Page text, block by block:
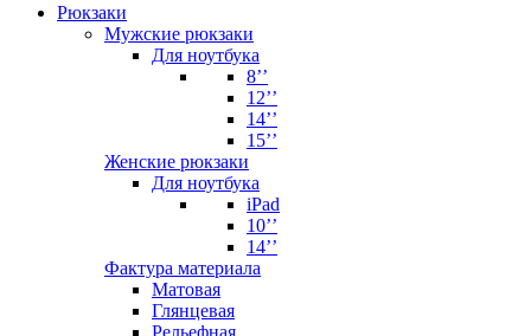
Рюкзаки
Мужские рюкзаки
Для ноутбука
8’’
12’’
14’’
15’’
Женские рюкзаки
Для ноутбука
iPad
10’’
14’’
Фактура материала
Матовая
Глянцевая
Рельефная